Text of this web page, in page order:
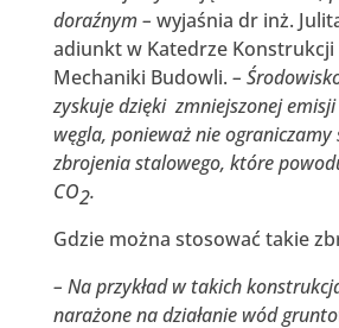
doraźnym – wyjaśnia dr inż.
adiunkt w Katedrze Konstrukcji
Mechaniki Budowli. –
zyskuje dzięki zmniejszonej
węgla, ponieważ nie
zbrojenia stalowego, które
CO2.
Gdzie można stosować takie
– Na przykład w takich
narażone na działanie wód